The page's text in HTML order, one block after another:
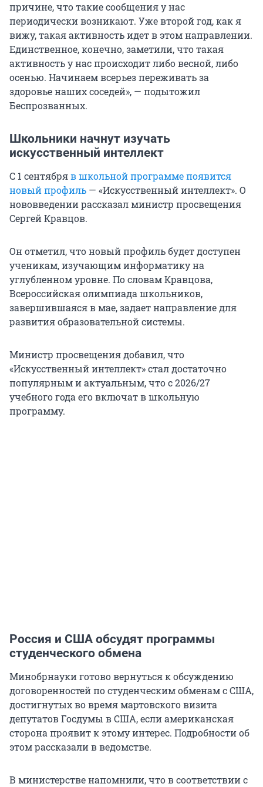
причине, что такие сообщения у нас
периодически возникают. Уже второй год, как я
вижу, такая активность идет в этом направлении.
Единственное, конечно, заметили, что такая
активность у нас происходит либо весной, либо
осенью. Начинаем всерьез переживать за
здоровье наших соседей», — подытожил
Беспрозванных.
Школьники начнут изучать
искусственный интеллект
С 1 сентябряв школьной программе появится
новый профиль — «Искусственный интеллект». О
нововведении рассказал министр просвещения
Сергей Кравцов.
Он отметил, что новый профиль будет доступен
ученикам, изучающим информатику на
углубленном уровне. По словам Кравцова,
Всероссийская олимпиада школьников,
завершившаяся в мае, задает направление для
развития образовательной системы.
Министр просвещения добавил, что
«Искусственный интеллект» стал достаточно
популярным и актуальным, что с 2026/27
учебного года его включат в школьную
программу.
Россия и США обсудят программы
студенческого обмена
Минобрнауки готово вернуться к обсуждению
договоренностей по студенческим обменам с США,
достигнутых во время мартовского визита
депутатов Госдумы в США, если американская
сторона проявит к этому интерес. Подробности об
этом рассказали в ведомстве.
В министерстве напомнили, что в соответствии с